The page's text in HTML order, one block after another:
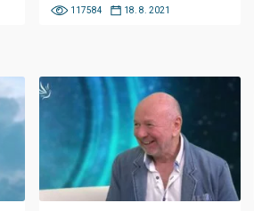
117584 18. 8. 2021